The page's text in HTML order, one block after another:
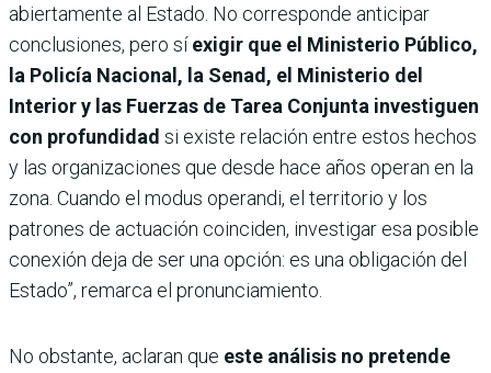
abiertamente al Estado. No corresponde anticipar
conclusiones, pero síexigir que el Ministerio Público,
la Policía Nacional, la Senad, el Ministerio del
Interior y las Fuerzas de Tarea Conjunta investiguen
con profundidad si existe relación entre estos hechos
y las organizaciones que desde hace años operan en la
zona. Cuando el modus operandi, el territorio y los
patrones de actuación coinciden, investigar esa posible
conexión deja de ser una opción: es una obligación del
Estado”, remarca el pronunciamiento.
No obstante, aclaran que este análisis no pretende